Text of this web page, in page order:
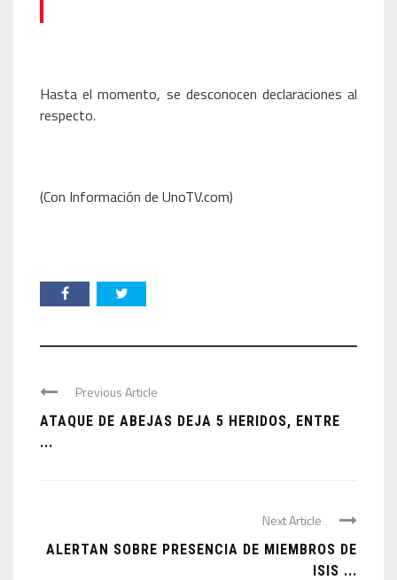
Hasta el momento, se desconocen declaraciones al
respecto.
(Con Información de UnoTV.com)
Previous Article
ATAQUE DE ABEJAS DEJA 5 HERIDOS, ENTRE
...
Next Article
ALERTAN SOBRE PRESENCIA DE MIEMBROS DE
ISIS ...